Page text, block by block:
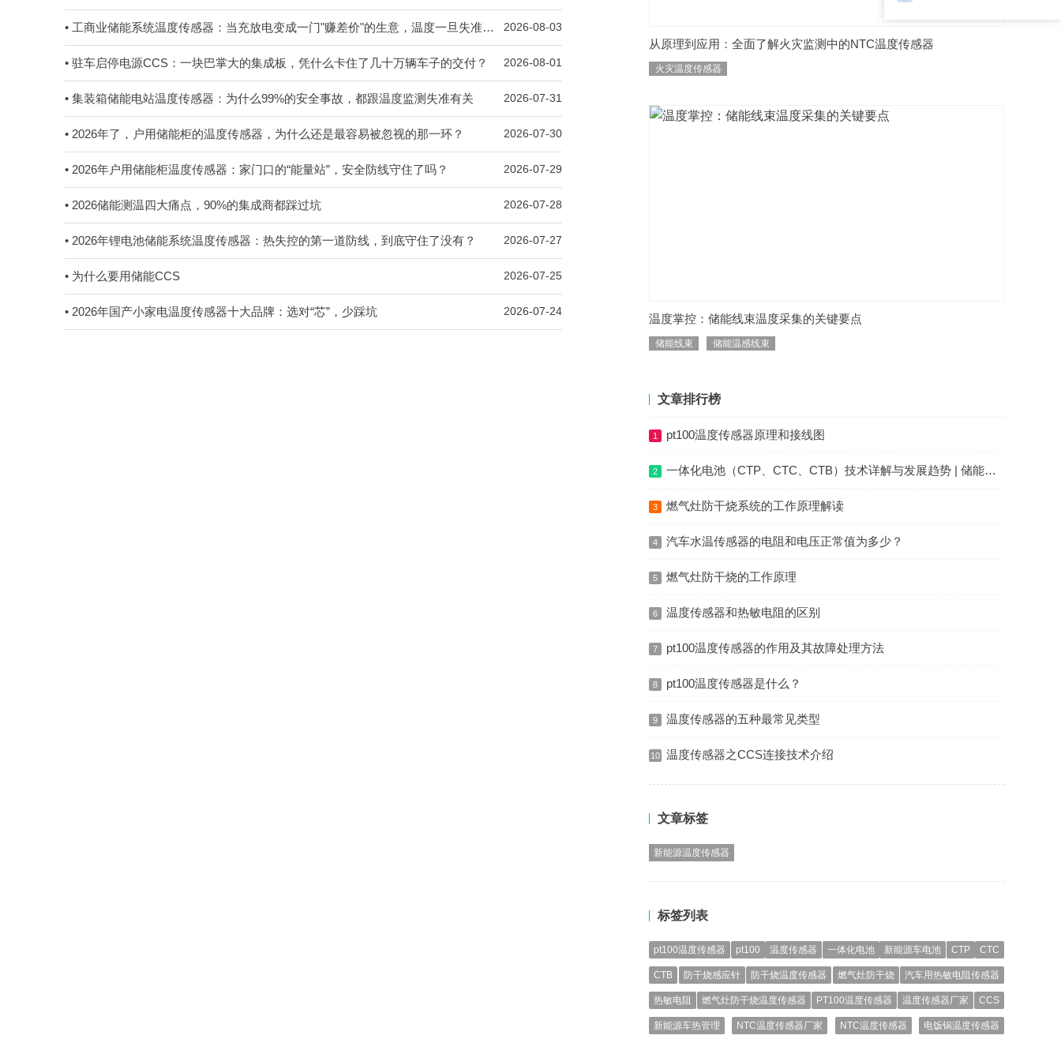
2026-08-03
• 工商业储能系统温度传感器：当充放电变成一门"赚差价"的生意，温度一旦失准，亏的就是真金白银
2026-08-01
• 驻车启停电源CCS：一块巴掌大的集成板，凭什么卡住了几十万辆车子的交付？
2026-07-31
• 集装箱储能电站温度传感器：为什么99%的安全事故，都跟温度监测失准有关
2026-07-30
• 2026年了，户用储能柜的温度传感器，为什么还是最容易被忽视的那一环？
2026-07-29
• 2026年户用储能柜温度传感器：家门口的“能量站”，安全防线守住了吗？
2026-07-28
• 2026储能测温四大痛点，90%的集成商都踩过坑
2026-07-27
• 2026年锂电池储能系统温度传感器：热失控的第一道防线，到底守住了没有？
2026-07-25
• 为什么要用储能CCS
2026-07-24
• 2026年国产小家电温度传感器十大品牌：选对“芯”，少踩坑
从原理到应用：全面了解火灾监测中的NTC温度传感器
火灾温度传感器
温度掌控：储能线束温度采集的关键要点
储能线束 储能温感线束
文章排行榜
1 pt100温度传感器原理和接线图
2 一体化电池（CTP、CTC、CTB）技术详解与发展趋势 | 储能CCS
3 燃气灶防干烧系统的工作原理解读
4 汽车水温传感器的电阻和电压正常值为多少？
5 燃气灶防干烧的工作原理
6 温度传感器和热敏电阻的区别
7 pt100温度传感器的作用及其故障处理方法
8 pt100温度传感器是什么？
9 温度传感器的五种最常见类型
10 温度传感器之CCS连接技术介绍
文章标签
新能源温度传感器
标签列表
pt100温度传感器 pt100 温度传感器 一体化电池 新能源车电池 CTP CTC
CTB 防干烧感应针 防干烧温度传感器 燃气灶防干烧 汽车用热敏电阻传感器
热敏电阻 燃气灶防干烧温度传感器 PT100温度传感器 温度传感器厂家 CCS
新能源车热管理 NTC温度传感器厂家 NTC温度传感器 电饭锅温度传感器